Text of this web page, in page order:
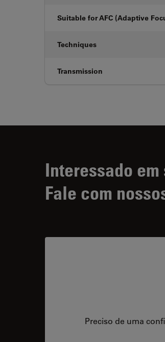
Suitable for AFC (Adaptive
Techniques
Transmission
Interessado
Fale com
Preciso de uma